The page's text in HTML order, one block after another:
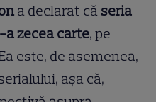
a declarat că seria
a zecea carte, pe
este, de asemenea,
așa că,